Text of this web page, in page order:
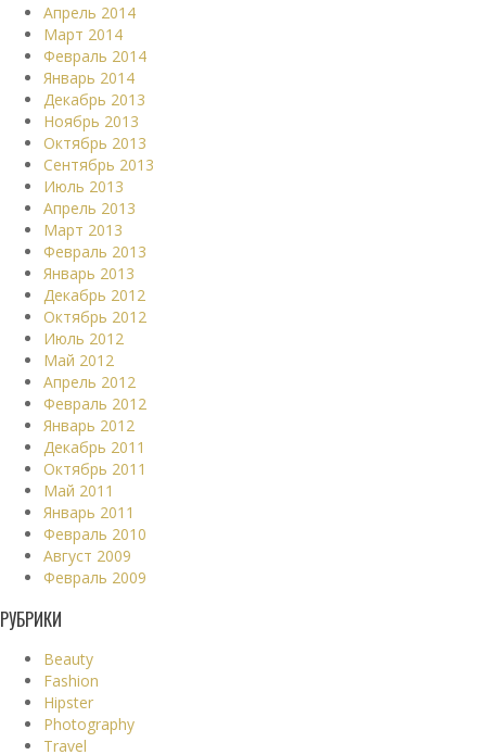
Апрель 2014
Март 2014
Февраль 2014
Январь 2014
Декабрь 2013
Ноябрь 2013
Октябрь 2013
Сентябрь 2013
Июль 2013
Апрель 2013
Март 2013
Февраль 2013
Январь 2013
Декабрь 2012
Октябрь 2012
Июль 2012
Май 2012
Апрель 2012
Февраль 2012
Январь 2012
Декабрь 2011
Октябрь 2011
Май 2011
Январь 2011
Февраль 2010
Август 2009
Февраль 2009
РУБРИКИ
Beauty
Fashion
Hipster
Photography
Travel